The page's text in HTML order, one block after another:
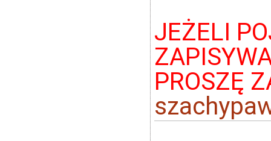
JEŻELI
PROSZĘ